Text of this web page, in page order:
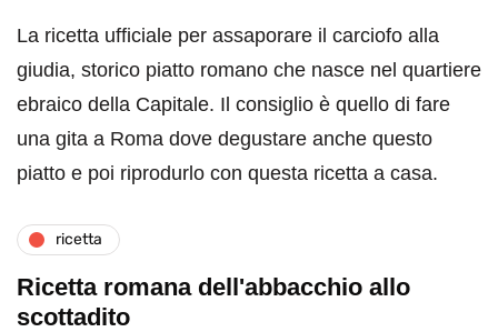
La ricetta ufficiale per assaporare il carciofo alla
giudia, storico piatto romano che nasce nel quartiere
ebraico della Capitale. Il consiglio è quello di fare
una gita a Roma dove degustare anche questo
piatto e poi riprodurlo con questa ricetta a casa.
ricetta
Ricetta romana dell'abbacchio allo
scottadito